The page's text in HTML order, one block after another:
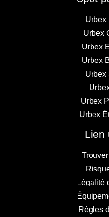
Urbex
Urbex
Urbex
Urbex
Urbex
Urbex
Urbex
Lien
Légalité
Règles